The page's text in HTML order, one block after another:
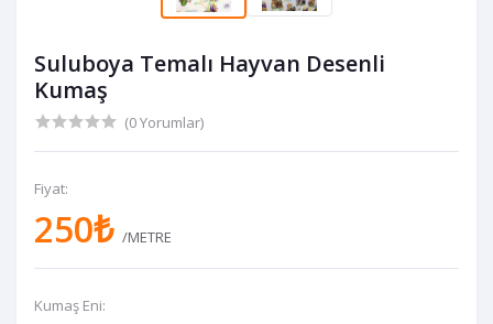
Suluboya Temalı Hayvan Desenli
Kumaş
(0 Yorumlar)
Fiyat:
250₺ /METRE
Kumaş Eni: